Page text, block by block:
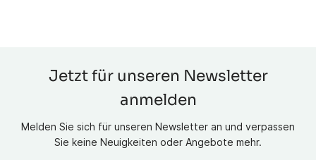
Jetzt für unseren Newsletter
anmelden
Melden Sie sich für unseren Newsletter an und verpassen
Sie keine Neuigkeiten oder Angebote mehr.